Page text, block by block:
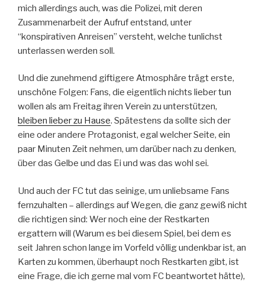
mich allerdings auch, was die Polizei, mit deren
Zusammenarbeit der Aufruf entstand, unter
“konspirativen Anreisen” versteht, welche tunlichst
unterlassen werden soll.
Und die zunehmend giftigere Atmosphäre trägt erste,
unschöne Folgen: Fans, die eigentlich nichts lieber tun
wollen als am Freitag ihren Verein zu unterstützen,
bleiben lieber zu Hause. Spätestens da sollte sich der
eine oder andere Protagonist, egal welcher Seite, ein
paar Minuten Zeit nehmen, um darüber nach zu denken,
über das Gelbe und das Ei und was das wohl sei.
Und auch der FC tut das seinige, um unliebsame Fans
fernzuhalten – allerdings auf Wegen, die ganz gewiß nicht
die richtigen sind: Wer noch eine der Restkarten
ergattern will (Warum es bei diesem Spiel, bei dem es
seit Jahren schon lange im Vorfeld völlig undenkbar ist, an
Karten zu kommen, überhaupt noch Restkarten gibt, ist
eine Frage, die ich gerne mal vom FC beantwortet hätte),